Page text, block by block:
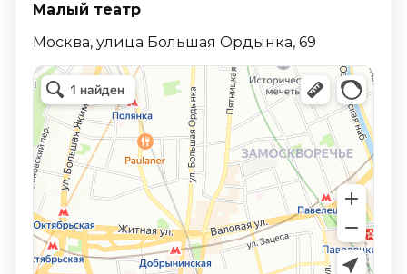
Малый театр
Москва, улица Большая Ордынка, 69